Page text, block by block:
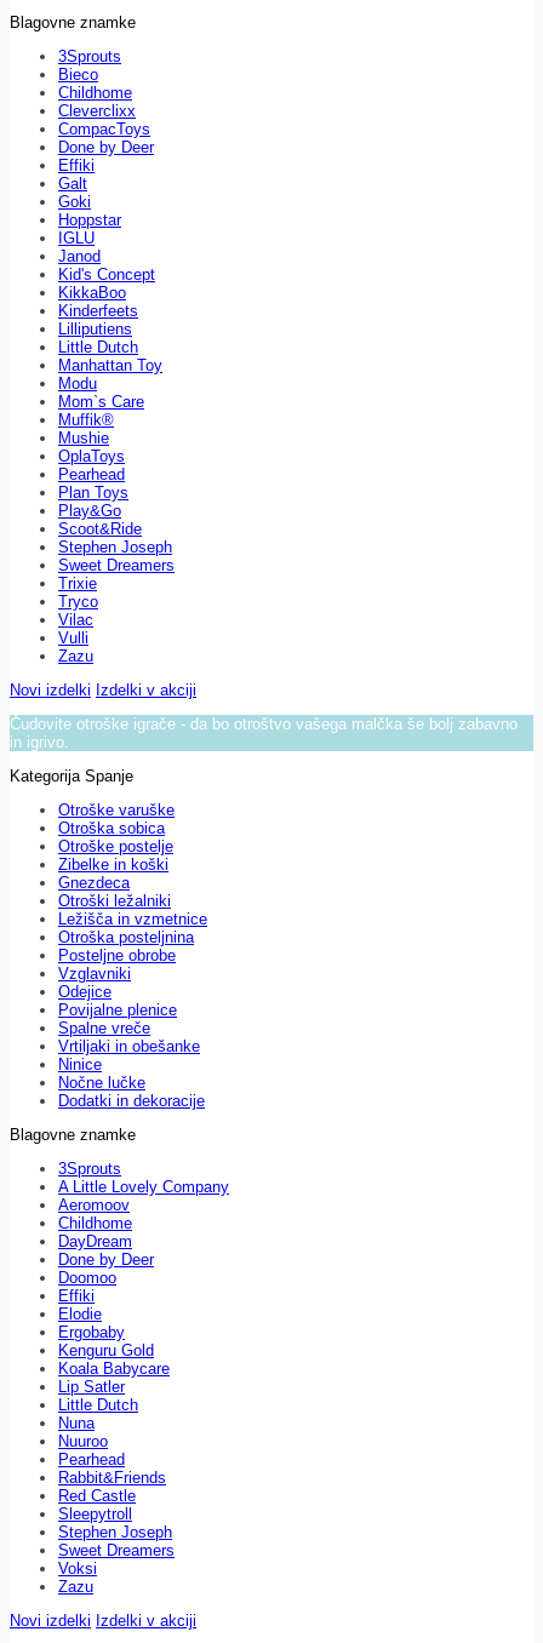
Blagovne znamke
3Sprouts
Bieco
Childhome
Cleverclixx
CompacToys
Done by Deer
Effiki
Galt
Goki
Hoppstar
IGLU
Janod
Kid's Concept
KikkaBoo
Kinderfeets
Lilliputiens
Little Dutch
Manhattan Toy
Modu
Mom`s Care
Muffik®
Mushie
OplaToys
Pearhead
Plan Toys
Play&Go
Scoot&Ride
Stephen Joseph
Sweet Dreamers
Trixie
Tryco
Vilac
Vulli
Zazu
Novi izdelki Izdelki v akciji
Čudovite otroške igrače - da bo otroštvo vašega malčka še bolj zabavno
in igrivo.
Kategorija Spanje
Otroške varuške
Otroška sobica
Otroške postelje
Zibelke in koški
Gnezdeca
Otroški ležalniki
Ležišča in vzmetnice
Otroška posteljnina
Posteljne obrobe
Vzglavniki
Odejice
Povijalne plenice
Spalne vreče
Vrtiljaki in obešanke
Ninice
Nočne lučke
Dodatki in dekoracije
Blagovne znamke
3Sprouts
A Little Lovely Company
Aeromoov
Childhome
DayDream
Done by Deer
Doomoo
Effiki
Elodie
Ergobaby
Kenguru Gold
Koala Babycare
Lip Satler
Little Dutch
Nuna
Nuuroo
Pearhead
Rabbit&Friends
Red Castle
Sleepytroll
Stephen Joseph
Sweet Dreamers
Voksi
Zazu
Novi izdelki Izdelki v akciji